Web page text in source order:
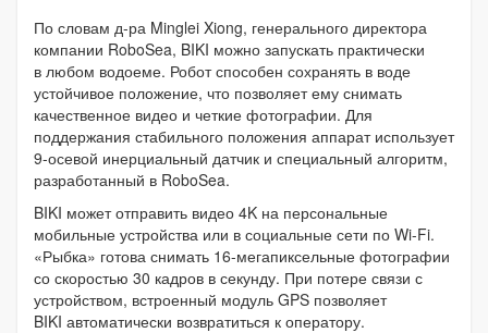
По словам д-ра Minglei Xiong, генерального директора
компании RoboSea, BIKI можно запускать практически
в любом водоеме. Робот способен сохранять в воде
устойчивое положение, что позволяет ему снимать
качественное видео и четкие фотографии. Для
поддержания стабильного положения аппарат использует
9-осевой инерциальный датчик и специальный алгоритм,
разработанный в RoboSea.
BIKI может отправить видео 4K на персональные
мобильные устройства или в социальные сети по Wi-Fi.
«Рыбка» готова снимать 16-мегапиксельные фотографии
со скоростью 30 кадров в секунду. При потере связи с
устройством, встроенный модуль GPS позволяет
BIKI автоматически возвратиться к оператору.